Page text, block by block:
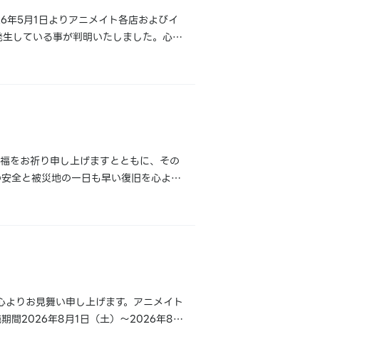
5月1日よりアニメイト各店およびイ
している事が判明いたしました。心よ
をお祈り申し上げますとともに、その
全と被災地の一日も早い復旧を心より
りお見舞い申し上げます。アニメイト
期間2026年8月1日（土）～2026年8月